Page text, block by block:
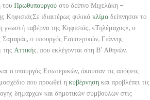
του Πρωθυπουργού στο δείπνο Μιχελάκη –
ΚηφισιάςΣε ιδιαιτέρως φιλικό κλίμα δείπνησαν το
γνωστή ταβέρνα της Κηφισιάς, «Τηλέμαχος», ο
ο υπουργός Εσωτερικών, Γιάννης
της Αττικής, που εκλέγονται στη Β’ Αθηνών.
ο υπουργός Εσωτερικών, άκουσαν τις απόψεις
που προωθεί η κυβέρνηση και προβλέπει τις
δημάρχων και δημοτικών συμβούλων στις